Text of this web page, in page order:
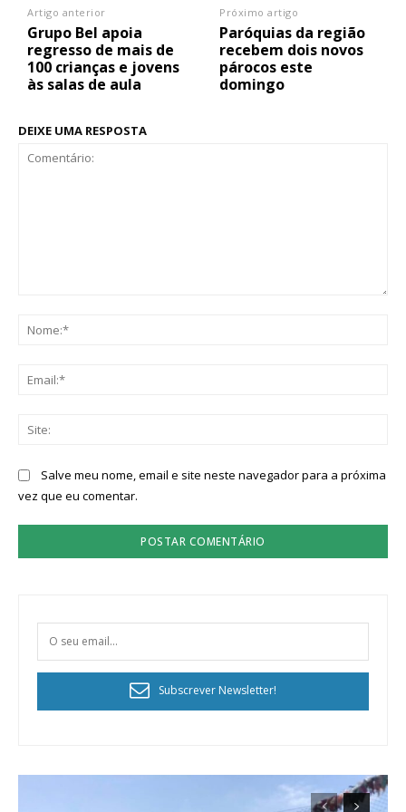
Artigo anterior
Grupo Bel apoia
regresso de mais de
100 crianças e jovens
às salas de aula
Próximo artigo
Paróquias da região
recebem dois novos
párocos este
domingo
DEIXE UMA RESPOSTA
Salve meu nome, email e site neste navegador para a próxima
vez que eu comentar.
Subscrever Newsletter!